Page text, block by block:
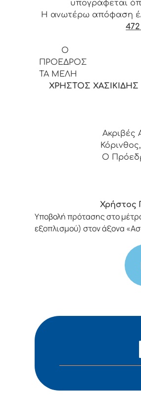
υπογράφεται
Η ανωτέρω απόφαση
Ο
ΤΑ ΜΕΛΗ
ΧΡΗΣΤΟΣ ΧΑΣΙΚΙΔΗΣ
Ο
Χρήστος
Υποβολή πρότασης στο
εξοπλισμού) στον άξονα